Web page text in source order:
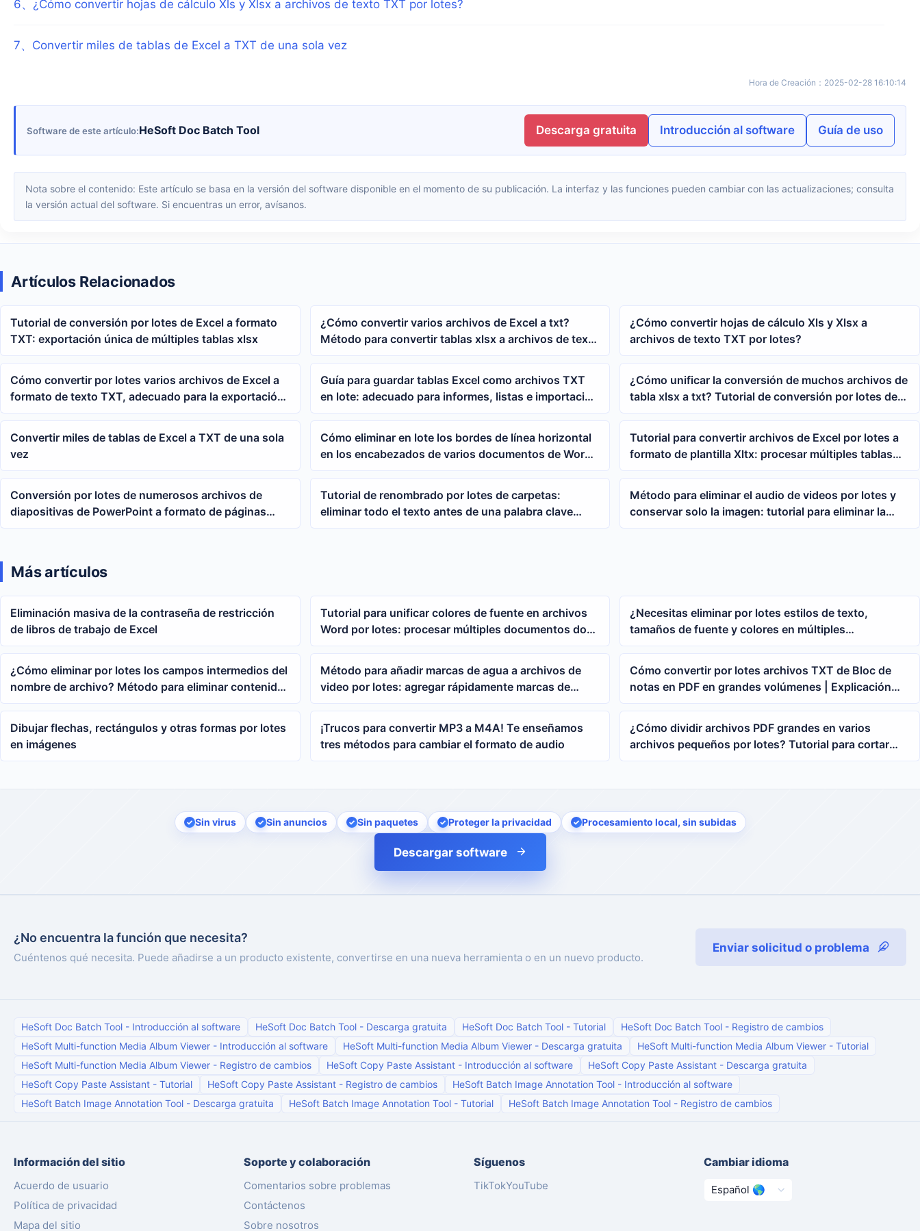
6、 ¿Cómo convertir hojas de cálculo Xls y Xlsx a archivos de texto TXT por lotes?
7、 Convertir miles de tablas de Excel a TXT de una sola vez
Hora de Creación ： 2025-02-28 16:10:14
Software de este artículo HeSoft Doc Batch Tool Descarga gratuita Introducción al software Guía de uso
Nota sobre el contenido: Este artículo se basa en la versión del software disponible en el momento de su publicación. La interfaz y las funciones pueden cambiar con las actualizaciones; consulta
la versión actual del software. Si encuentras un error, avísanos.
Artículos Relacionados
Tutorial de conversión por lotes de Excel a formato
TXT: exportación única de múltiples tablas xlsx
¿Cómo convertir varios archivos de Excel a txt?
Método para convertir tablas xlsx a archivos de texto
por lotes
¿Cómo convertir hojas de cálculo Xls y Xlsx a
archivos de texto TXT por lotes?
Cómo convertir por lotes varios archivos de Excel a
formato de texto TXT, adecuado para la exportación
unificada de tablas xlsx
Guía para guardar tablas Excel como archivos TXT
en lote: adecuado para informes, listas e importación
de datos
¿Cómo unificar la conversión de muchos archivos de
tabla xlsx a txt? Tutorial de conversión por lotes de
formato de texto de Excel
Convertir miles de tablas de Excel a TXT de una sola
vez
Cómo eliminar en lote los bordes de línea horizontal
en los encabezados de varios documentos de Word,
adecuado para la limpieza unificada de archivos docx
Tutorial para convertir archivos de Excel por lotes a
formato de plantilla Xltx: procesar múltiples tablas
xlsx a la vez
Conversión por lotes de numerosos archivos de
diapositivas de PowerPoint a formato de páginas
web HTML para abrir en el navegador
Tutorial de renombrado por lotes de carpetas:
eliminar todo el texto antes de una palabra clave
específica con un solo clic
Método para eliminar el audio de videos por lotes y
conservar solo la imagen: tutorial para eliminar la
pista de audio de varios videos MP4 con un solo clic
Más artículos
Eliminación masiva de la contraseña de restricción
de libros de trabajo de Excel
Tutorial para unificar colores de fuente en archivos
Word por lotes: procesar múltiples documentos doc
y docx a la vez
¿Necesitas eliminar por lotes estilos de texto,
tamaños de fuente y colores en múltiples
documentos de Word? 5 consejos para limpiar el
¿Cómo eliminar por lotes los campos intermedios del
nombre de archivo? Método para eliminar contenido
entre dos palabras clave
Método para añadir marcas de agua a archivos de
video por lotes: agregar rápidamente marcas de
texto a múltiples videos MP4
Cómo convertir por lotes archivos TXT de Bloc de
notas en PDF en grandes volúmenes | Explicación
detallada del flujo de conversión de documentos de
Dibujar flechas, rectángulos y otras formas por lotes
en imágenes
¡Trucos para convertir MP3 a M4A! Te enseñamos
tres métodos para cambiar el formato de audio
¿Cómo dividir archivos PDF grandes en varios
archivos pequeños por lotes? Tutorial para cortar
PDF de varias páginas por número de páginas
Sin virus Sin anuncios Sin paquetes Proteger la privacidad Procesamiento local, sin subidas
Descargar software
¿No encuentra la función que necesita?
Cuéntenos qué necesita. Puede añadirse a un producto existente, convertirse en una nueva herramienta o en un nuevo producto.
Enviar solicitud o problema
HeSoft Doc Batch Tool - Introducción al software HeSoft Doc Batch Tool - Descarga gratuita HeSoft Doc Batch Tool - Tutorial HeSoft Doc Batch Tool - Registro de cambios
HeSoft Multi-function Media Album Viewer - Introducción al software HeSoft Multi-function Media Album Viewer - Descarga gratuita HeSoft Multi-function Media Album Viewer - Tutorial
HeSoft Multi-function Media Album Viewer - Registro de cambios HeSoft Copy Paste Assistant - Introducción al software HeSoft Copy Paste Assistant - Descarga gratuita
HeSoft Copy Paste Assistant - Tutorial HeSoft Copy Paste Assistant - Registro de cambios HeSoft Batch Image Annotation Tool - Introducción al software
HeSoft Batch Image Annotation Tool - Descarga gratuita HeSoft Batch Image Annotation Tool - Tutorial HeSoft Batch Image Annotation Tool - Registro de cambios
Información del sitio
Acuerdo de usuario
Política de privacidad
Mapa del sitio
Soporte y colaboración
Comentarios sobre problemas
Contáctenos
Sobre nosotros
Síguenos
TikTokYouTube
Cambiar idioma